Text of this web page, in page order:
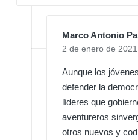
Marco Antonio
2 de enero de 2021,
Aunque los
defender la
líderes que
aventureros
otros nuevos y